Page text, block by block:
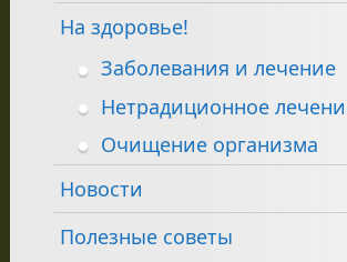
На здоровье!
Заболевания и лечение
Нетрадиционное
Очищение организма
Новости
Полезные советы